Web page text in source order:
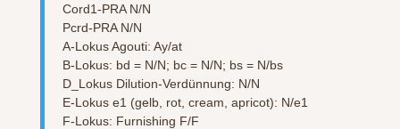
Cord1-PRA N/N
Pcrd-PRA N/N
A-Lokus Agouti: Ay/at
B-Lokus: bd = N/N; bc = N/N; bs = N/bs
D_Lokus Dilution-Verdünnung: N/N
E-Lokus e1 (gelb, rot, cream, apricot): N/e1
F-Lokus: Furnishing F/F